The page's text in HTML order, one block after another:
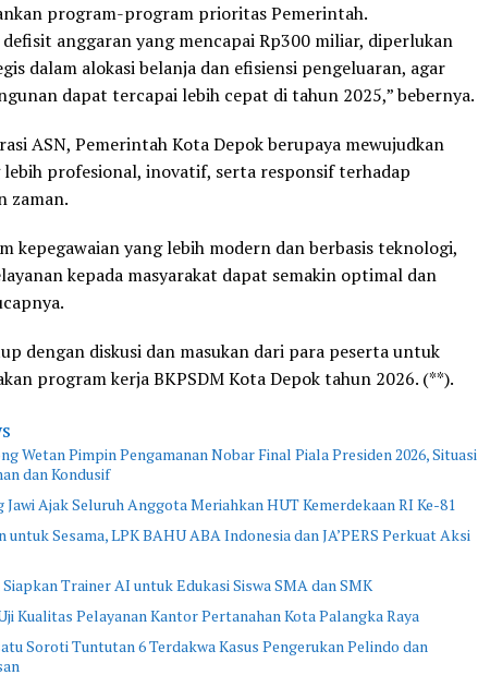
program-program prioritas Pemerintah.
anggaran yang mencapai Rp300 miliar, diperlukan
dalam alokasi belanja dan efisiensi pengeluaran, agar
dapat tercapai lebih cepat di tahun 2025,” bebernya.
ASN, Pemerintah Kota Depok berupaya mewujudkan
profesional, inovatif, serta responsif terhadap
zaman.
kepegawaian yang lebih modern dan berbasis teknologi,
kepada masyarakat dapat semakin optimal dan
dengan diskusi dan masukan dari para peserta untuk
program kerja BKPSDM Kota Depok tahun 2026. (**).
Wetan Pimpin Pengamanan Nobar Final Piala Presiden 2026, Situasi
dan Kondusif
Jawi Ajak Seluruh Anggota Meriahkan HUT Kemerdekaan RI Ke-81
untuk Sesama, LPK BAHU ABA Indonesia dan JA’PERS Perkuat Aksi
Trainer AI untuk Edukasi Siswa SMA dan SMK
Kualitas Pelayanan Kantor Pertanahan Kota Palangka Raya
Soroti Tuntutan 6 Terdakwa Kasus Pengerukan Pelindo dan